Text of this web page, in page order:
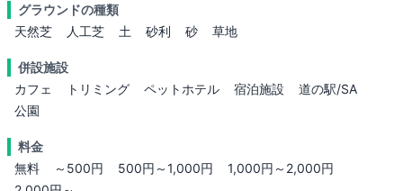
グラウンドの種類
天然芝
人工芝 土 砂利 砂 草地
併設施設
カフェ
トリミング ペットホテル 宿泊施設
道の駅/SA
公園
料金
無料
～500円 500円～1,000円
1,000円～2,000円